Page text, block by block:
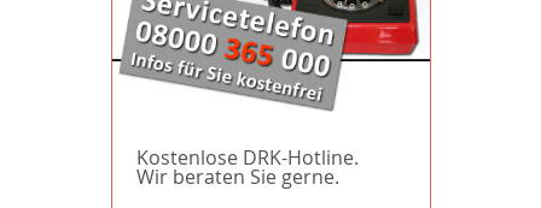
Kostenlose DRK-Hotline.
Wir beraten Sie gerne.